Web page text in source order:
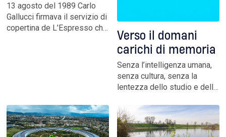
13 agosto del 1989 Carlo
Gallucci firmava il servizio di
copertina de L’Espresso che
intensivi
Verso il domani
carichi di memoria
Senza l’intelligenza umana,
senza cultura, senza la
lentezza dello studio e della
rischia di diventare sterile.
Nuove idee di efficienza e
responsabilità condivise